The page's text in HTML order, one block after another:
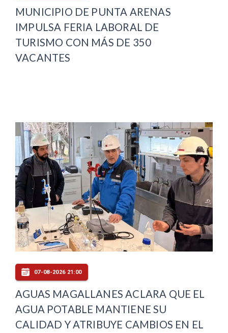
MUNICIPIO DE PUNTA ARENAS
IMPULSA FERIA LABORAL DE
TURISMO CON MÁS DE 350
VACANTES
07-08-2026 21:00
AGUAS MAGALLANES ACLARA QUE EL
AGUA POTABLE MANTIENE SU
CALIDAD Y ATRIBUYE CAMBIOS EN EL